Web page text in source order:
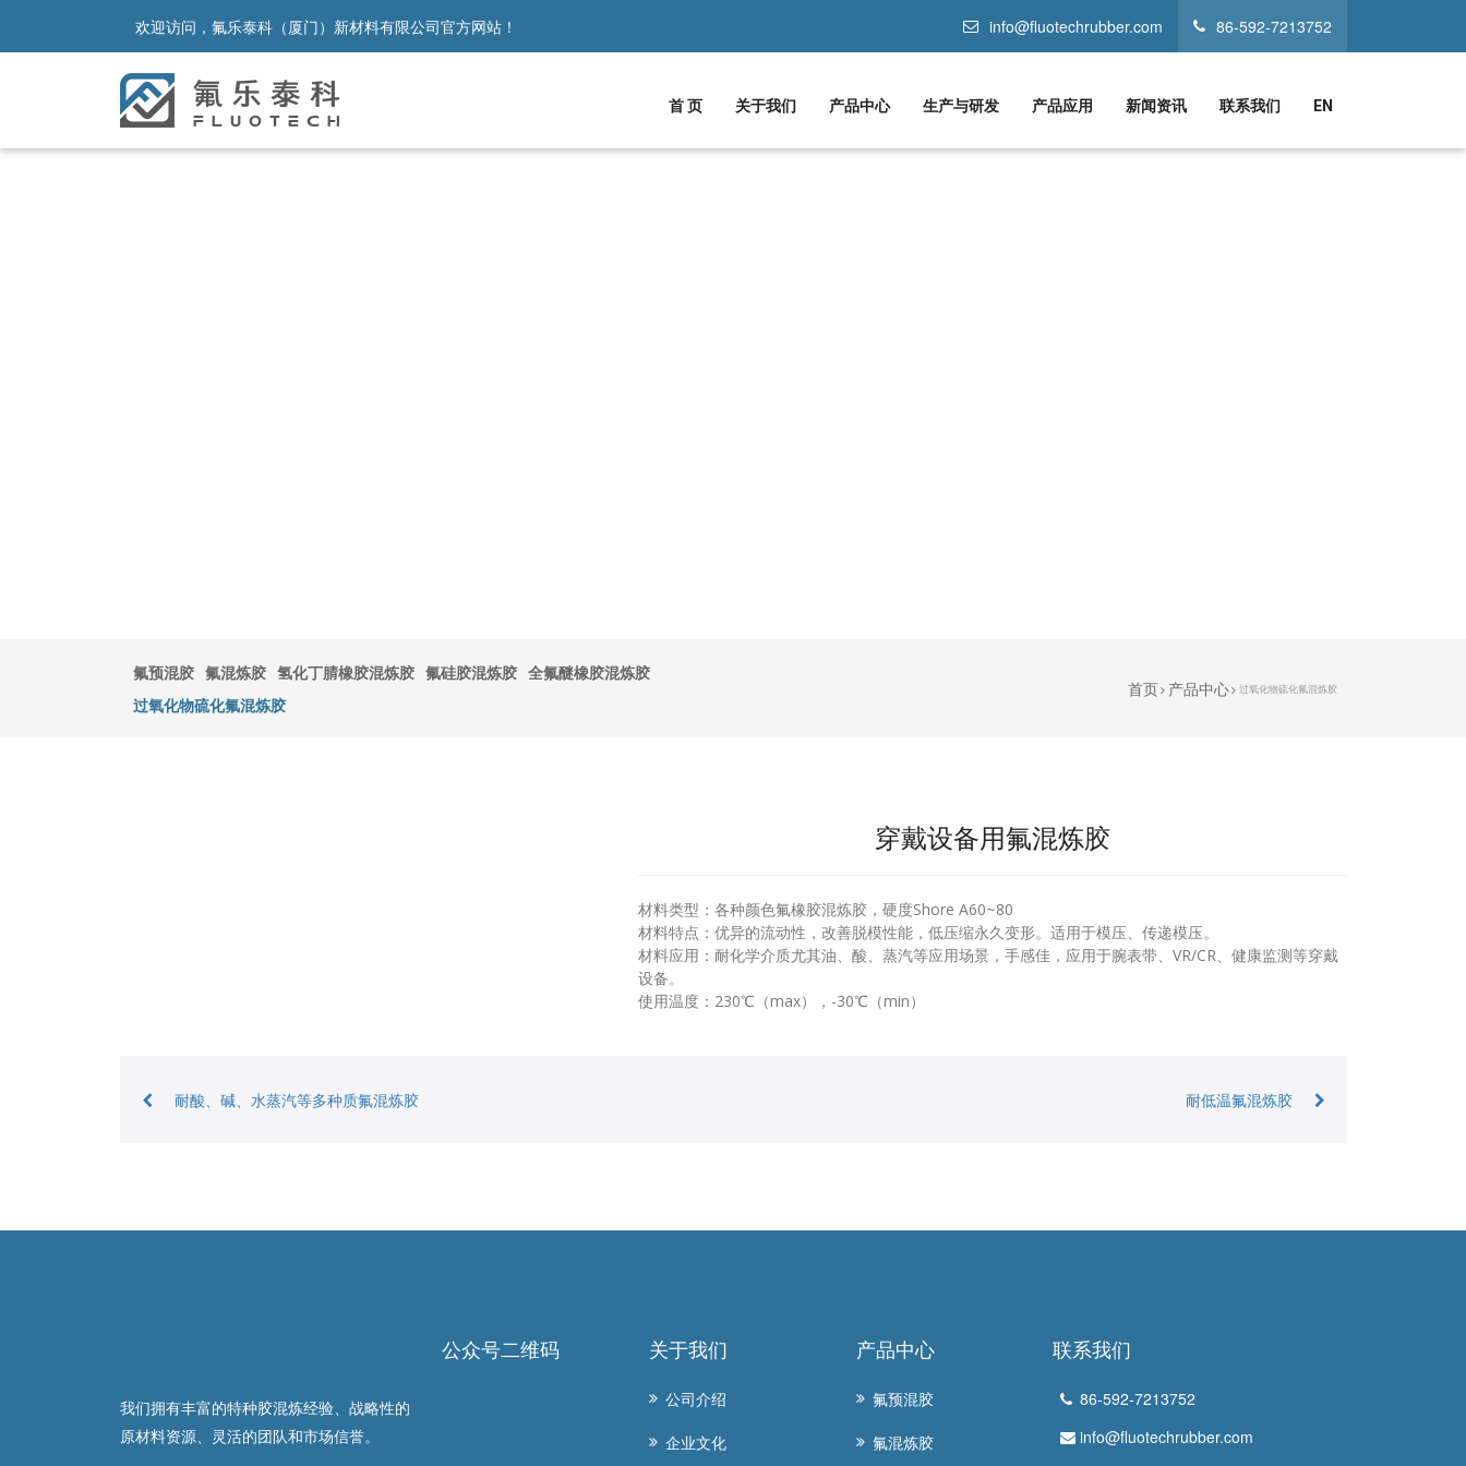
欢迎访问，氟乐泰科（厦门）新材料有限公司官方网站！ info@fluotechrubber.com 86-592-7213752
首 页 关于我们 产品中心 生产与研发 产品应用 新闻资讯 联系我们 EN
氟预混胶 氟混炼胶 氢化丁腈橡胶混炼胶 氟硅胶混炼胶 全氟醚橡胶混炼胶
过氧化物硫化氟混炼胶
首页 产品中心 过氧化物硫化氟混炼胶
穿戴设备用氟混炼胶
材料类型：各种颜色氟橡胶混炼胶，硬度Shore A60~80
材料特点：优异的流动性，改善脱模性能，低压缩永久变形。适用于模压、传递模压。
材料应用：耐化学介质尤其油、酸、蒸汽等应用场景，手感佳，应用于腕表带、VR/CR、健康监测等穿戴
设备。
使用温度：230℃（max），-30℃（min）
耐酸、碱、水蒸汽等多种质氟混炼胶 耐低温氟混炼胶
我们拥有丰富的特种胶混炼经验、战略性的
原材料资源、灵活的团队和市场信誉。
公众号二维码 关于我们
公司介绍
企业文化
产品中心
氟预混胶
氟混炼胶
联系我们
86-592-7213752
info@fluotechrubber.com